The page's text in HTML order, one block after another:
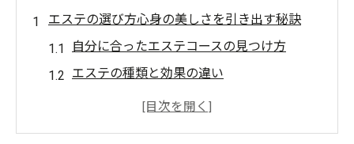
エステの選び方心身の美しさを引き出す秘訣
自分に合ったエステコースの見つけ方
エステの種類と効果の違い
カウンセリングでニーズを明確にする